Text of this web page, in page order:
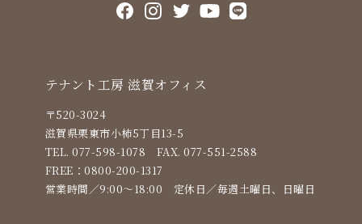
テナント⼯房 滋賀オフィス
〒520-3024
滋賀県栗東市小柿5丁目13-5
TEL. 077-598-1078 FAX. 077-551-2588
FREE：0800-200-1317
営業時間／9:00〜18:00 定休⽇／毎週土曜日、日曜日